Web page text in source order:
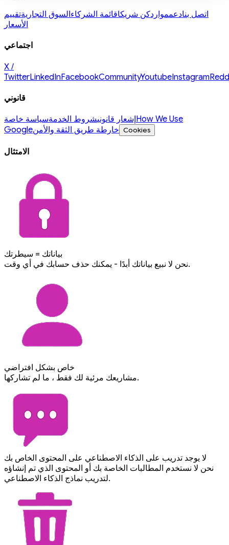
اتصل بنادعممواردكن شريكاقائمة الشركاءالسوق التجاريةتقييم
الأسعار
اجتماعي
X /
TwitterLinkedInFacebookCommunityYoutubeInstagram
قانوني
إشعار قانونيشروط الخدمةسياسة خاصة
How We Use
Googleخارطة طريق الثقة والأمن Cookies
الامتثال
بياناتك = سيطرتك
نحن لا نبيع بياناتك أبدًا - يمكنك حذف حسابك في أي وقت.
خاص بشكل افتراضي
مشاريعك مرئية لك فقط ، ما لم تشاركها.
لا يوجد تدريب على الذكاء الاصطناعي على المحتوى الخاص بك
نحن لا نستخدم المطالبات الخاصة بك أو المحتوى الذي تم إنشاؤه
لتدريب نماذج الذكاء الاصطناعي.